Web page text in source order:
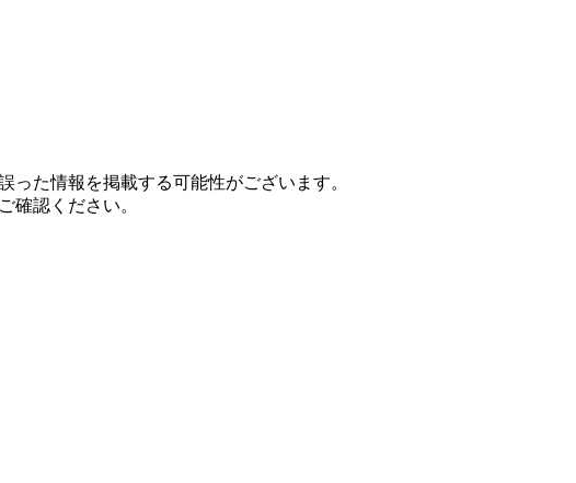
た情報を掲載する可能性がございます。
確認ください。